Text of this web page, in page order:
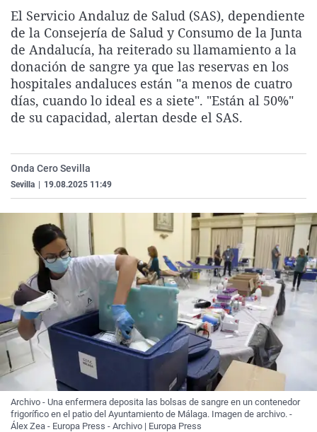
La rosa de los vientos
Gente viajera
Como el perro y el
Caso
Retornados
Equipo de
Operación Viuda
Extremadura
Galicia
La Rioja
Navarra
País Vasco
Virales
Televisión
Elecciones
El Servicio Andaluz de Salud (SAS), dependiente
de la Consejería de Salud y Consumo de la Junta
de Andalucía, ha reiterado su llamamiento a la
donación de sangre ya que las reservas en los
hospitales andaluces están "a menos de cuatro
días, cuando lo ideal es a siete". "Están al 50%"
de su capacidad, alertan desde el SAS.
Onda Cero Sevilla
Sevilla 19.08.2025 11:49
Archivo - Una enfermera deposita las bolsas de sangre en un contenedor
frigorífico en el patio del Ayuntamiento de Málaga. Imagen de archivo. -
Álex Zea - Europa Press - Archivo | Europa Press